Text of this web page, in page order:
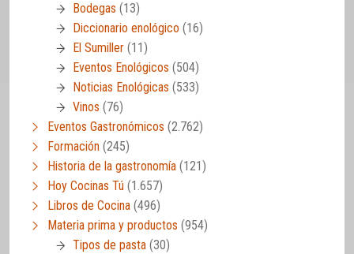
Bodegas (13)
Diccionario enológico (16)
El Sumiller (11)
Eventos Enológicos (504)
Noticias Enológicas (533)
Vinos (76)
Eventos Gastronómicos (2.762)
Formación (245)
Historia de la gastronomía (121)
Hoy Cocinas Tú (1.657)
Libros de Cocina (496)
Materia prima y productos (954)
Tipos de pasta (30)